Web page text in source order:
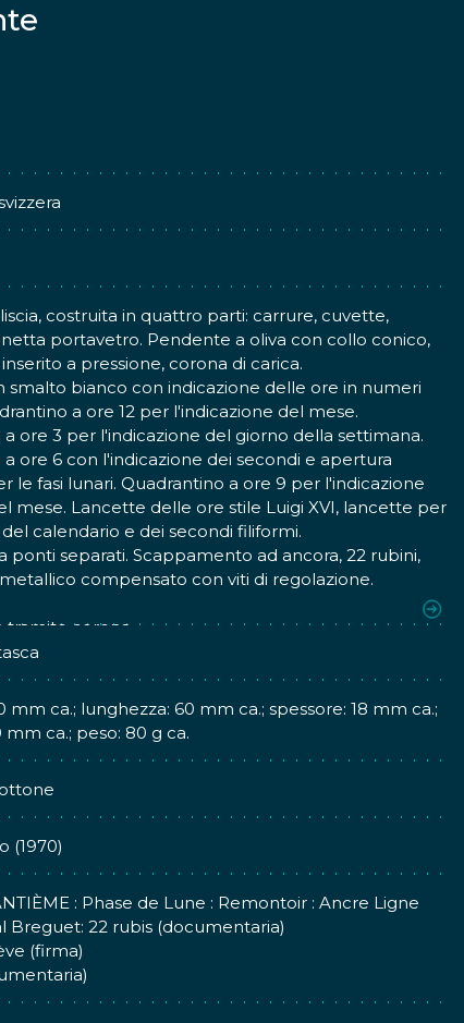
costruita in quattro parti: carrure, cuvette,
portavetro. Pendente a oliva con collo conico,
a pressione, corona di carica.
smalto bianco con indicazione delle ore in numeri
a ore 12 per l'indicazione del mese.
ore 3 per l'indicazione del giorno della settimana.
ore 6 con l'indicazione dei secondi e apertura
le fasi lunari. Quadrantino a ore 9 per l'indicazione
mese. Lancette delle ore stile Luigi XVI, lancette per
calendario e dei secondi filiformi.
ponti separati. Scappamento ad ancora, 22 rubini,
compensato con viti di regolazione.
del tempo a chiavetta su settore graduato. Carica e
tramite corona.
mm ca.; lunghezza: 60 mm ca.; spessore: 18 mm ca.;
ca.; peso: 80 g ca.
(1970)
: Phase de Lune : Remontoir : Ancre Ligne
Breguet: 22 rubis (documentaria)
(firma)